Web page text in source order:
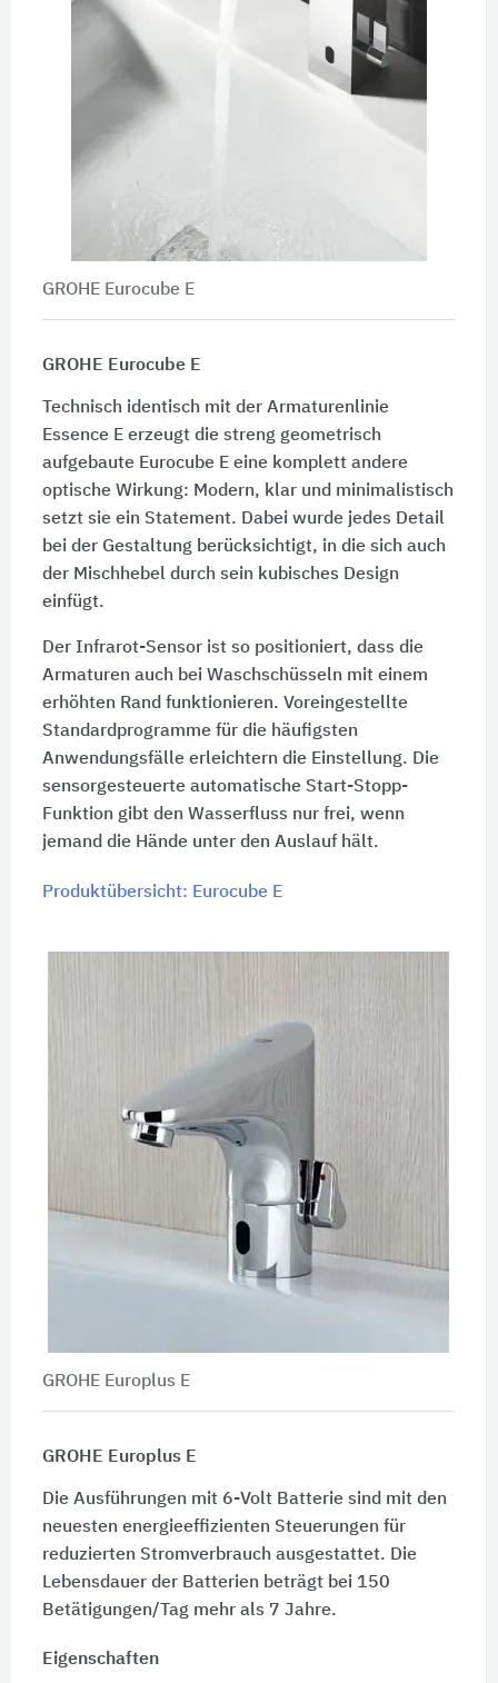
GROHE Eurocube E
GROHE Eurocube E
Technisch identisch mit der Armaturenlinie
Essence E erzeugt die streng geometrisch
aufgebaute Eurocube E eine komplett andere
optische Wirkung: Modern, klar und minimalistisch
setzt sie ein Statement. Dabei wurde jedes Detail
bei der Gestaltung berücksichtigt, in die sich auch
der Mischhebel durch sein kubisches Design
einfügt.
Der Infrarot-Sensor ist so positioniert, dass die
Armaturen auch bei Waschschüsseln mit einem
erhöhten Rand funktionieren. Voreingestellte
Standardprogramme für die häufigsten
Anwendungsfälle erleichtern die Einstellung. Die
sensorgesteuerte automatische Start-Stopp-
Funktion gibt den Wasserfluss nur frei, wenn
jemand die Hände unter den Auslauf hält.
Produktübersicht: Eurocube E
GROHE Europlus E
GROHE Europlus E
Die Ausführungen mit 6-Volt Batterie sind mit den
neuesten energieeffizienten Steuerungen für
reduzierten Stromverbrauch ausgestattet. Die
Lebensdauer der Batterien beträgt bei 150
Betätigungen/Tag mehr als 7 Jahre.
Eigenschaften